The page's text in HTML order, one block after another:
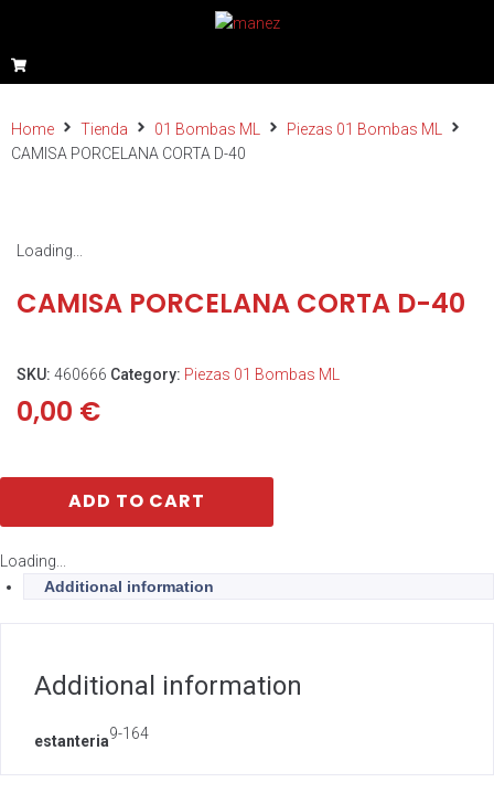
Home Tienda 01 Bombas ML
Piezas 01 Bombas ML
CAMISA PORCELANA CORTA D-40
Loading...
CAMISA PORCELANA CORTA D-40
SKU: 460666 Category: Piezas 01 Bombas ML
0,00 €
ADD TO CART
Loading...
Additional information
Additional information
estanteria9-164